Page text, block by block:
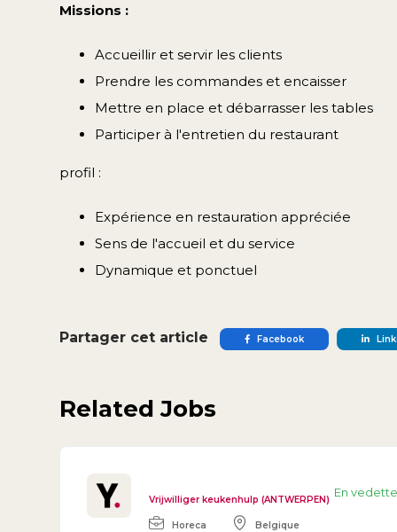
Missions :
Accueillir et servir les clients
Prendre les commandes et encaisser
Mettre en place et débarrasser les tables
Participer à l'entretien du restaurant
profil :
Expérience en restauration appréciée
Sens de l'accueil et du service
Dynamique et ponctuel
Partager cet article Facebook
Related Jobs
Vrijwilliger keukenhulp (ANTWERPEN)
En vedette
Horeca Belgique